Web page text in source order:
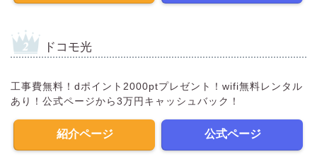
ドコモ光
工事費無料！dポイント2000ptプレゼント！wifi無料レンタル
あり！公式ページから3万円キャッシュバック！
紹介ページ 公式ページ